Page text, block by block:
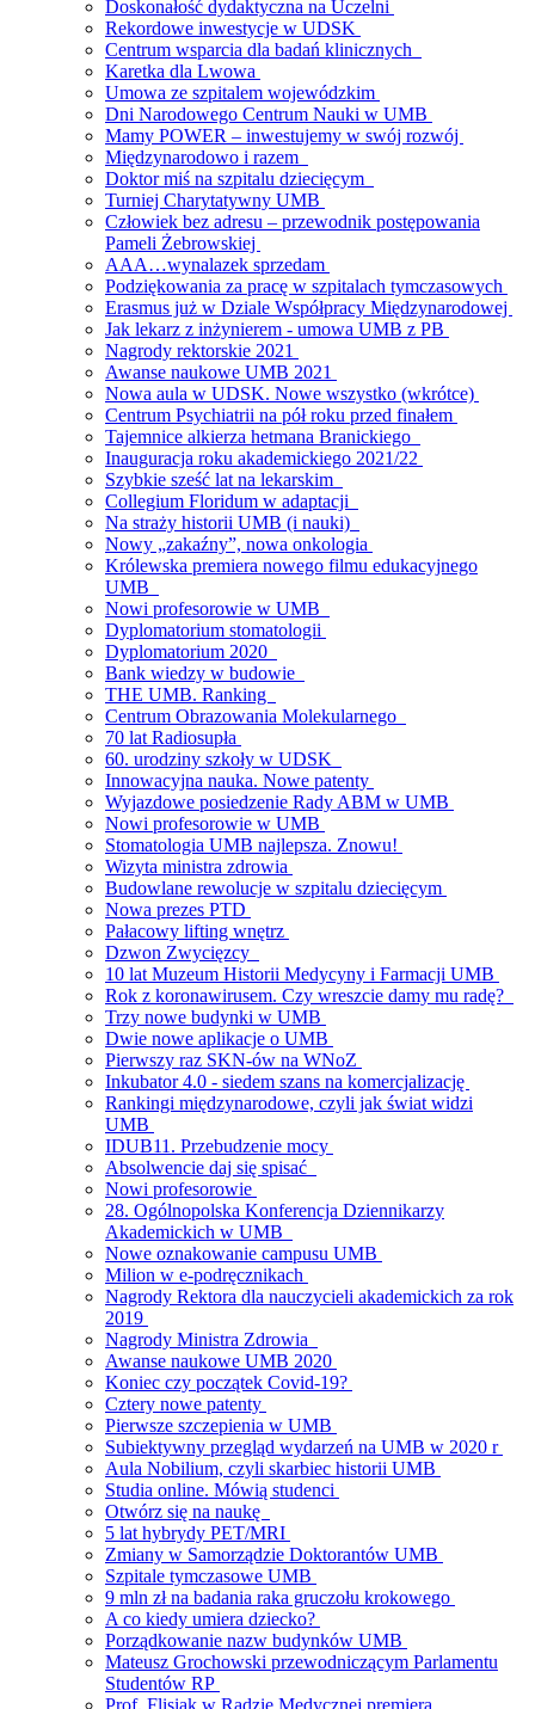
Doskonałość dydaktyczna na Uczelni
Rekordowe inwestycje w UDSK
Centrum wsparcia dla badań klinicznych
Karetka dla Lwowa
Umowa ze szpitalem wojewódzkim
Dni Narodowego Centrum Nauki w UMB
Mamy POWER – inwestujemy w swój rozwój
Międzynarodowo i razem
Doktor miś na szpitalu dziecięcym
Turniej Charytatywny UMB
Człowiek bez adresu – przewodnik postępowania
Pameli Żebrowskiej
AAA…wynalazek sprzedam
Podziękowania za pracę w szpitalach tymczasowych
Erasmus już w Dziale Współpracy Międzynarodowej
Jak lekarz z inżynierem - umowa UMB z PB
Nagrody rektorskie 2021
Awanse naukowe UMB 2021
Nowa aula w UDSK. Nowe wszystko (wkrótce)
Centrum Psychiatrii na pół roku przed finałem
Tajemnice alkierza hetmana Branickiego
Inauguracja roku akademickiego 2021/22
Szybkie sześć lat na lekarskim
Collegium Floridum w adaptacji
Na straży historii UMB (i nauki)
Nowy „zakaźny”, nowa onkologia
Królewska premiera nowego filmu edukacyjnego
UMB
Nowi profesorowie w UMB
Dyplomatorium stomatologii
Dyplomatorium 2020
Bank wiedzy w budowie
THE UMB. Ranking
Centrum Obrazowania Molekularnego
70 lat Radiosupła
60. urodziny szkoły w UDSK
Innowacyjna nauka. Nowe patenty
Wyjazdowe posiedzenie Rady ABM w UMB
Nowi profesorowie w UMB
Stomatologia UMB najlepsza. Znowu!
Wizyta ministra zdrowia
Budowlane rewolucje w szpitalu dziecięcym
Nowa prezes PTD
Pałacowy lifting wnętrz
Dzwon Zwycięzcy
10 lat Muzeum Historii Medycyny i Farmacji UMB
Rok z koronawirusem. Czy wreszcie damy mu radę?
Trzy nowe budynki w UMB
Dwie nowe aplikacje o UMB
Pierwszy raz SKN-ów na WNoZ
Inkubator 4.0 - siedem szans na komercjalizację
Rankingi międzynarodowe, czyli jak świat widzi
UMB
IDUB11. Przebudzenie mocy
Absolwencie daj się spisać
Nowi profesorowie
28. Ogólnopolska Konferencja Dziennikarzy
Akademickich w UMB
Nowe oznakowanie campusu UMB
Milion w e-podręcznikach
Nagrody Rektora dla nauczycieli akademickich za rok
2019
Nagrody Ministra Zdrowia
Awanse naukowe UMB 2020
Koniec czy początek Covid-19?
Cztery nowe patenty
Pierwsze szczepienia w UMB
Subiektywny przegląd wydarzeń na UMB w 2020 r
Aula Nobilium, czyli skarbiec historii UMB
Studia online. Mówią studenci
Otwórz się na naukę
5 lat hybrydy PET/MRI
Zmiany w Samorządzie Doktorantów UMB
Szpitale tymczasowe UMB
9 mln zł na badania raka gruczołu krokowego
A co kiedy umiera dziecko?
Porządkowanie nazw budynków UMB
Mateusz Grochowski przewodniczącym Parlamentu
Studentów RP
Prof. Flisiak w Radzie Medycznej premiera